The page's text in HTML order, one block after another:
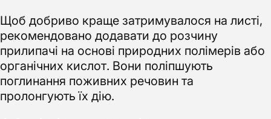
Щоб добриво краще затримувалося на листі,
рекомендовано додавати до розчину
прилипачі на основі природних полімерів або
органічних кислот. Вони поліпшують
поглинання поживних речовин та
пролонгують їх дію.